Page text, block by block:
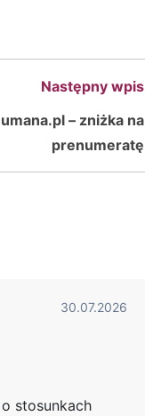
Następny wpis
– zniżka na
prenumeratę
30.07.2026
stosunkach